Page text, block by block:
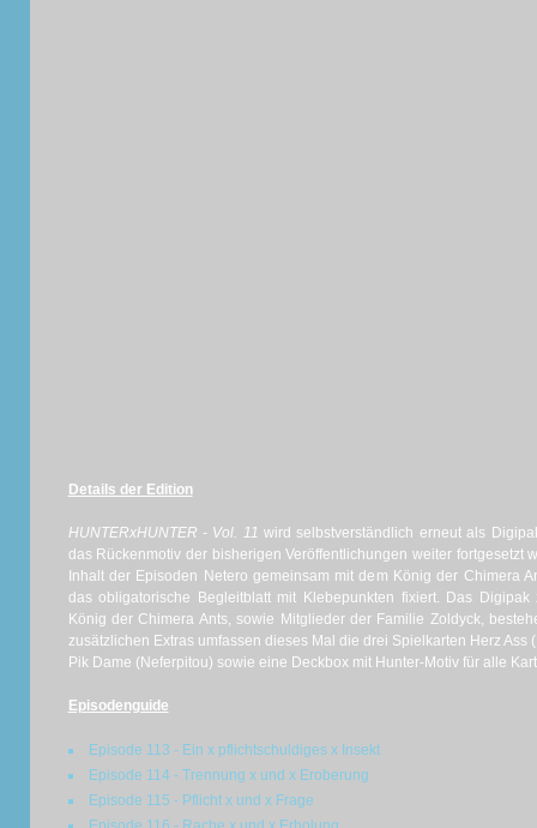
Details der Edition
HUNTERxHUNTER - Vol. 11 wird selbstverständlich erneut als
das Rückenmotiv der bisherigen Veröffentlichungen weiter fortgesetzt
Inhalt der Episoden Netero gemeinsam mit dem König der Chimera
das obligatorische Begleitblatt mit Klebepunkten fixiert. Das
König der Chimera Ants, sowie Mitglieder der Familie Zoldyck,
zusätzlichen Extras umfassen dieses Mal die drei Spielkarten Herz Ass
Pik Dame (Neferpitou) sowie eine Deckbox mit Hunter-Motiv für alle
Episodenguide
Episode 113 - Ein x pflichtschuldiges x Insekt
Episode 114 - Trennung x und x Eroberung
Episode 115 - Pflicht x und x Frage